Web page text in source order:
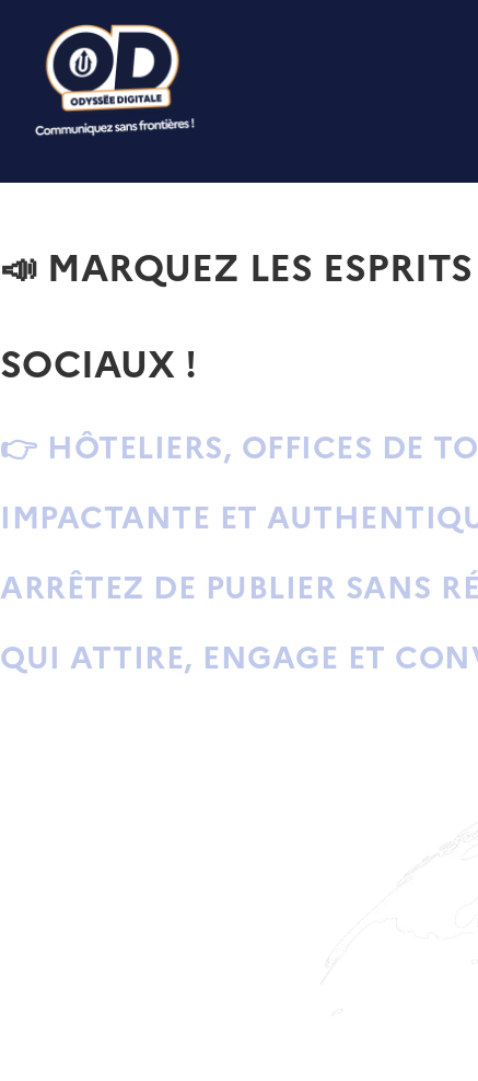
📣 MARQUEZ LES
SOCIAUX !
👉 HÔTELIERS, OFFICES DE
IMPACTANTE ET
ARRÊTEZ DE PUBLIER SANS
QUI ATTIRE, ENGAGE ET